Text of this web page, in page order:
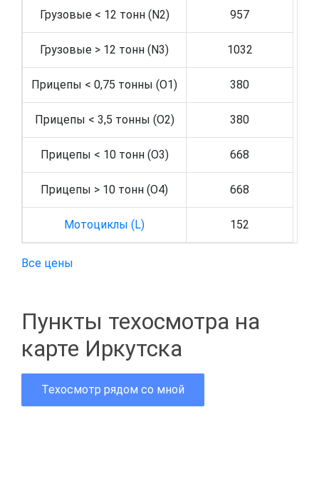
Грузовые < 12 тонн (N2) 957
Грузовые > 12 тонн (N3) 1032
Прицепы < 0,75 тонны (O1) 380
Прицепы < 3,5 тонны (O2) 380
Прицепы < 10 тонн (O3) 668
Прицепы > 10 тонн (O4) 668
Мотоциклы (L) 152
Все цены
Пункты техосмотра на
карте Иркутска
Техосмотр рядом со мной